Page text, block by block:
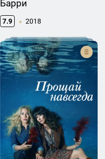
Барри
7.9 2018